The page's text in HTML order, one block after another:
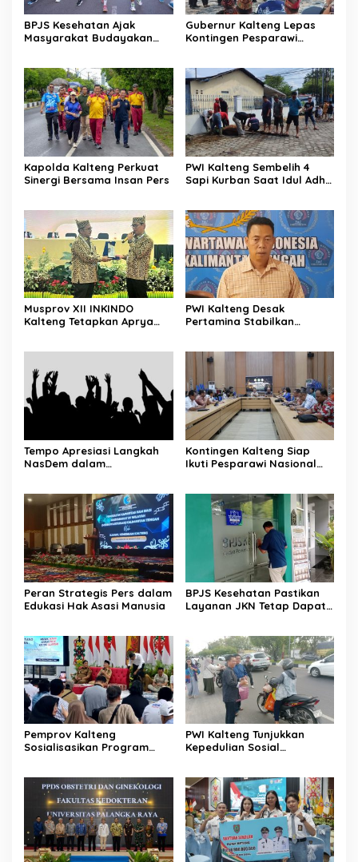
BPJS Kesehatan Ajak
Masyarakat Budayakan
Gubernur Kalteng Lepas
Kontingen Pesparawi
Kapolda Kalteng Perkuat
Sinergi Bersama Insan Pers
PWI Kalteng Sembelih 4
Sapi Kurban Saat Idul Adha
Musprov XII INKINDO
Kalteng Tetapkan Aprya
PWI Kalteng Desak
Pertamina Stabilkan
Tempo Apresiasi Langkah
NasDem dalam
Kontingen Kalteng Siap
Ikuti Pesparawi Nasional
Peran Strategis Pers dalam
Edukasi Hak Asasi Manusia
BPJS Kesehatan Pastikan
Layanan JKN Tetap Dapat
Pemprov Kalteng
Sosialisasikan Program
PWI Kalteng Tunjukkan
Kepedulian Sosial